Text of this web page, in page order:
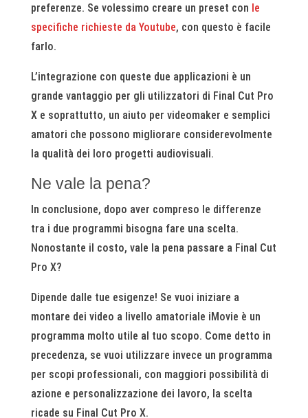
preferenze. Se volessimo creare un preset con le
specifiche richieste da Youtube, con questo è facile
farlo.
L’integrazione con queste due applicazioni è un
grande vantaggio per gli utilizzatori di Final Cut Pro
X e soprattutto, un aiuto per videomaker e semplici
amatori che possono migliorare considerevolmente
la qualità dei loro progetti audiovisuali.
Ne vale la pena?
In conclusione, dopo aver compreso le differenze
tra i due programmi bisogna fare una scelta.
Nonostante il costo, vale la pena passare a Final Cut
Pro X?
Dipende dalle tue esigenze! Se vuoi iniziare a
montare dei video a livello amatoriale iMovie è un
programma molto utile al tuo scopo. Come detto in
precedenza, se vuoi utilizzare invece un programma
per scopi professionali, con maggiori possibilità di
azione e personalizzazione dei lavoro, la scelta
ricade su Final Cut Pro X.